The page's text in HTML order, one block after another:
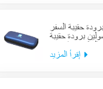
حقيبة السفر
برودة حقيبة
السكري بارد مع
حزم هلام إقرأ المزيد